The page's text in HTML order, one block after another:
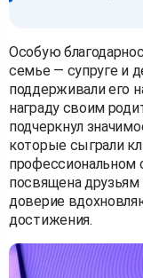
Особую
семье — супруге и
поддерживали его
награду своим
подчеркнул
которые сыграли
профессиональном
посвящена
доверие
достижения.